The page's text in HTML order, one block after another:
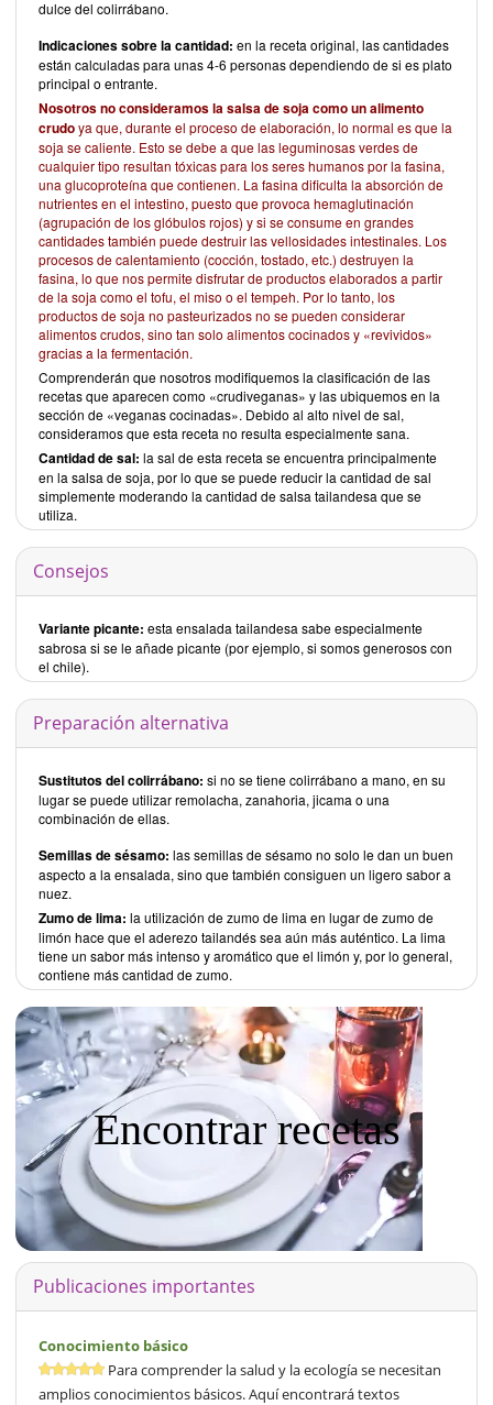
dulce del colirrábano.
Indicaciones sobre la cantidad: en la receta original, las cantidades
están calculadas para unas 4-6 personas dependiendo de si es plato
principal o entrante.
Nosotros no consideramos la salsa de soja como un alimento
crudoya que, durante el proceso de elaboración, lo normal es que la
soja se caliente. Esto se debe a que las leguminosas verdes de
cualquier tipo resultan tóxicas para los seres humanos por la fasina,
una glucoproteína que contienen. La fasina dificulta la absorción de
nutrientes en el intestino, puesto que provoca hemaglutinación
(agrupación de los glóbulos rojos) y si se consume en grandes
cantidades también puede destruir las vellosidades intestinales. Los
procesos de calentamiento (cocción, tostado, etc.) destruyen la
fasina, lo que nos permite disfrutar de productos elaborados a partir
de la soja como el tofu, el miso o el tempeh. Por lo tanto, los
productos de soja no pasteurizados no se pueden considerar
alimentos crudos, sino tan solo alimentos cocinados y «revividos»
gracias a la fermentación.
Comprenderán que nosotros modifiquemos la clasificación de las
recetas que aparecen como «crudiveganas» y las ubiquemos en la
sección de «veganas cocinadas». Debido al alto nivel de sal,
consideramos que esta receta no resulta especialmente sana.
Cantidad de sal: la sal de esta receta se encuentra principalmente
en la salsa de soja, por lo que se puede reducir la cantidad de sal
simplemente moderando la cantidad de salsa tailandesa que se
utiliza.
Consejos
Variante picante: esta ensalada tailandesa sabe especialmente
sabrosa si se le añade picante (por ejemplo, si somos generosos con
el chile).
Preparación alternativa
Sustitutos del colirrábano: si no se tiene colirrábano a mano, en su
lugar se puede utilizar remolacha, zanahoria, jicama o una
combinación de ellas.
Semillas de sésamo: las semillas de sésamo no solo le dan un buen
aspecto a la ensalada, sino que también consiguen un ligero sabor a
nuez.
Zumo de lima: la utilización de zumo de lima en lugar de zumo de
limón hace que el aderezo tailandés sea aún más auténtico. La lima
tiene un sabor más intenso y aromático que el limón y, por lo general,
contiene más cantidad de zumo.
Encontrar recetas
Publicaciones importantes
Conocimiento básico
Para comprender la salud y la ecología se necesitan
amplios conocimientos básicos. Aquí encontrará textos